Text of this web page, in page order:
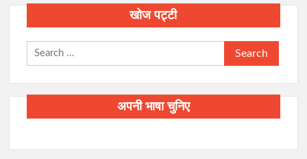
खोज पट्टी
Search
for:
अपनी भाषा चुनिए